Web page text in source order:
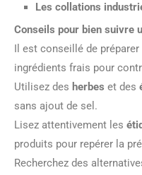
Les collations
Conseils pour bien suivre
Il est conseillé de
ingrédients frais pour
Utilisez des herbes et des
sans ajout de sel.
Lisez attentivement les
produits pour repérer la
Recherchez des